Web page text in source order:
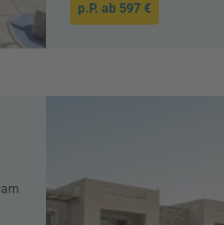
p.P. ab 597 €